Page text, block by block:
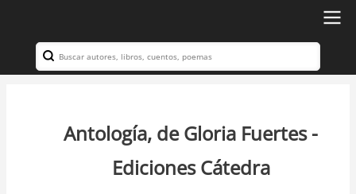
contenido
principal
Navegación
Search
Antología, de Gloria Fuertes -
Ediciones Cátedra